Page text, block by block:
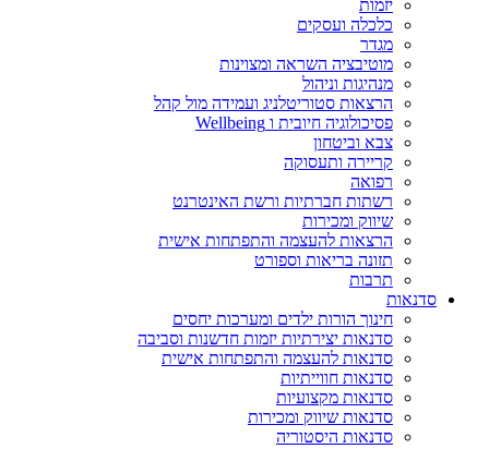
יזמות
כלכלה ועסקים
מגדר
מוטיבציה השראה ומצוינות
מנהיגות וניהול
הרצאות סטוריטלניג ועמידה מול קהל
פסיכולוגיה חיובית ו Wellbeing
צבא וביטחון
קריירה ותעסוקה
רפואה
רשתות חברתיות ורשת האינטרנט
שיווק ומכירות
הרצאות להעצמה והתפתחות אישית
תזונה בריאות וספורט
תרבות
סדנאות
חינוך הורות ילדים ומערכות יחסים
סדנאות יצירתיות יזמות חדשנות וסביבה
סדנאות להעצמה והתפתחות אישית
סדנאות חווייתיות
סדנאות מקצועיות
סדנאות שיווק ומכירות
סדנאות היסטוריה